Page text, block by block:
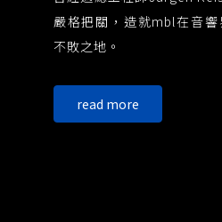
嚴格把關，造就mbl在音
不敗之地。
read more